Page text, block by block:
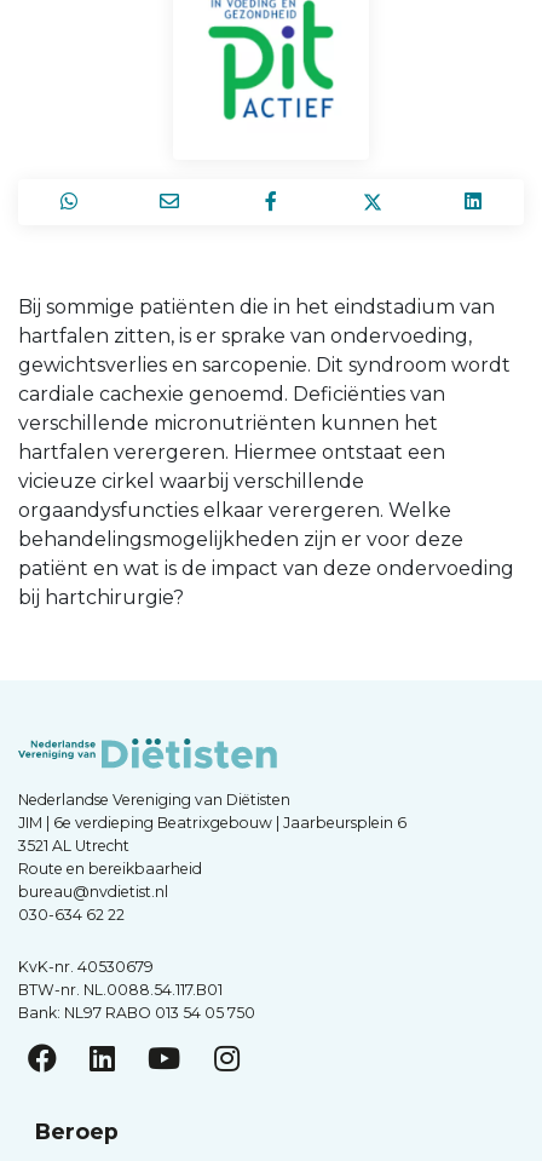
Bij sommige patiënten die in het eindstadium van
hartfalen zitten, is er sprake van ondervoeding,
gewichtsverlies en sarcopenie. Dit syndroom wordt
cardiale cachexie genoemd. Deficiënties van
verschillende micronutriënten kunnen het
hartfalen verergeren. Hiermee ontstaat een
vicieuze cirkel waarbij verschillende
orgaandysfuncties elkaar verergeren. Welke
behandelingsmogelijkheden zijn er voor deze
patiënt en wat is de impact van deze ondervoeding
bij hartchirurgie?
Nederlandse Vereniging van Diëtisten
JIM | 6e verdieping Beatrixgebouw | Jaarbeursplein 6
3521 AL Utrecht
Route en bereikbaarheid
bureau@nvdietist.nl
030-634 62 22
KvK-nr. 40530679
BTW-nr. NL.0088.54.117.B01
Bank: NL97 RABO 013 54 05 750
Beroep